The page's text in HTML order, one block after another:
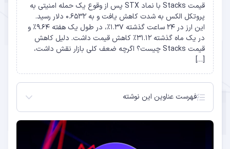
قیمت Stacks با نماد STX پس از وقوع یک حمله امنیتی به
پروتکل الکس به شدت کاهش یافت و به ۰.۶۵۳۲ دلار رسید.
این ارز در ۲۴ ساعت گذشته ۱.۳۷٪، در طول یک هفته ۹.۶۴٪ و
در یک ماه گذشته ۳۱.۱۲٪ کاهش قیمت داشت. دلیل کاهش
قیمت Stacks چیست؟ اگرچه ضعف کلی بازار نقش داشت،
[…]
فهرست عناوین این نوشته
اعتماد همچنان باقیست؛ آیا قیمت Stacks افزایش